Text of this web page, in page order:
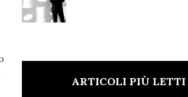
ARTICOLI PIÙ LETTI